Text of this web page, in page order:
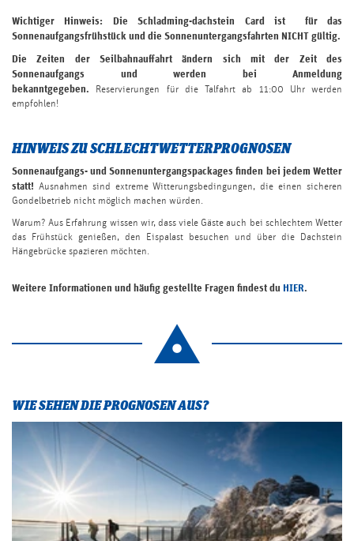
Wichtiger Hinweis: Die Schladming-dachstein Card ist für das
Sonnenaufgangsfrühstück und die Sonnenuntergangsfahrten NICHT gültig.
Die Zeiten der Seilbahnauffahrt ändern sich mit der Zeit des
Sonnenaufgangs und werden bei Anmeldung
bekanntgegeben. Reservierungen für die Talfahrt ab 11:00 Uhr werden
empfohlen!
HINWEIS ZU SCHLECHTWETTERPROGNOSEN
Sonnenaufgangs- und Sonnenuntergangspackages finden bei jedem Wetter
statt! Ausnahmen sind extreme Witterungsbedingungen, die einen sicheren
Gondelbetrieb nicht möglich machen würden.
Warum? Aus Erfahrung wissen wir, dass viele Gäste auch bei schlechtem Wetter
das Frühstück genießen, den Eispalast besuchen und über die Dachstein
Hängebrücke spazieren möchten.
Weitere Informationen und häufig gestellte Fragen findest du HIER.
WIE SEHEN DIE PROGNOSEN AUS?